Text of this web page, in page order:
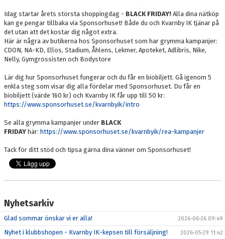
Idag startar årets största shoppingdag - BLACK FRIDAY! Alla dina nätköp
kan ge pengar tillbaka via Sponsorhuset! Både du och Kvarnby IK tjänar på
det utan att det kostar dig något extra.
Här är några av butikerna hos Sponsorhuset som har grymma kampanjer:
CDON, NA-KD, Ellos, Stadium, Åhlens, Lekmer, Apoteket, Adlibris, Nike,
Nelly, Gymgrossisten och Bodystore
Lär dig hur Sponsorhuset fungerar och du får en biobiljett. Gå igenom 5
enkla steg som visar dig alla fördelar med Sponsorhuset. Du får en
biobiljett (värde 160 kr) och Kvarnby IK får upp till 50 kr:
https://www.sponsorhuset.se/kvarnbyik/intro
Se alla grymma kampanjer under BLACK
FRIDAY här: https://www.sponsorhuset.se/kvarnbyik/rea-kampanjer
Tack för ditt stöd och tipsa gärna dina vänner om Sponsorhuset!
Nyhetsarkiv
Glad sommar önskar vi er alla! 2026-06-26 09:49
Nyhet i klubbshopen - Kvarnby IK-kepsen till försäljning! 2026-05-29 11:42